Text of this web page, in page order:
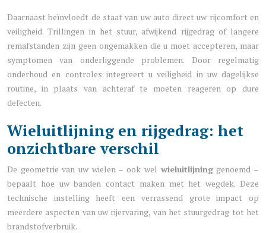
Daarnaast beïnvloedt de staat van uw auto direct uw rijcomfort en
veiligheid. Trillingen in het stuur, afwijkend rijgedrag of langere
remafstanden zijn geen ongemakken die u moet accepteren, maar
symptomen van onderliggende problemen. Door regelmatig
onderhoud en controles integreert u veiligheid in uw dagelijkse
routine, in plaats van achteraf te moeten reageren op dure
defecten.
Wieluitlijning en rijgedrag: het
onzichtbare verschil
De geometrie van uw wielen – ook wel wieluitlijninggenoemd –
bepaalt hoe uw banden contact maken met het wegdek. Deze
technische instelling heeft een verrassend grote impact op
meerdere aspecten van uw rijervaring, van het stuurgedrag tot het
brandstofverbruik.